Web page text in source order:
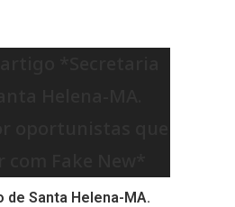
de Santa Helena-MA.